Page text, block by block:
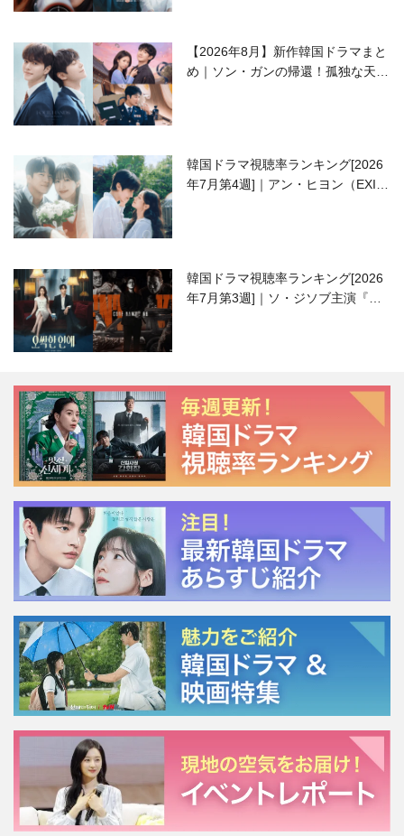
【2026年8月】新作韓国ドラマまと
め｜ソン・ガンの帰還！孤独な天才
韓国ドラマ視聴率ランキング[2026
年7月第4週]｜アン・ヒヨン（EXID
韓国ドラマ視聴率ランキング[2026
年7月第3週]｜ソ・ジソブ主演『エ